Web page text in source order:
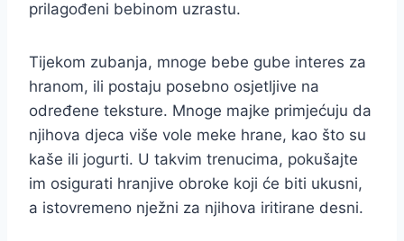
prilagođeni bebinom uzrastu.
Tijekom zubanja, mnoge bebe gube interes za
hranom, ili postaju posebno osjetljive na
određene teksture. Mnoge majke primjećuju da
njihova djeca više vole meke hrane, kao što su
kaše ili jogurti. U takvim trenucima, pokušajte
im osigurati hranjive obroke koji će biti ukusni,
a istovremeno nježni za njihova iritirane desni.